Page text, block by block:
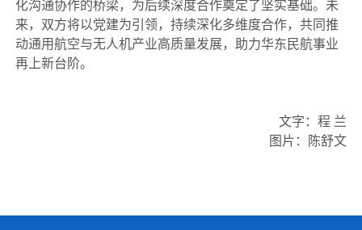
化沟通协作的桥梁，为后续深度合作奠定了坚实基础。未
来，双方将以党建为引领，持续深化多维度合作，共同推
动通用航空与无人机产业高质量发展，助力华东民航事业
再上新台阶。
文字：程 兰
图片：陈舒文